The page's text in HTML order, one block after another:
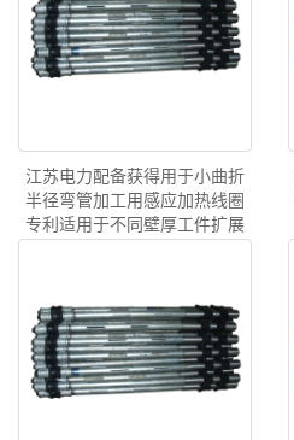
江苏电力配备获得用于小曲折
半径弯管加工用感应加热线圈
专利适用于不同壁厚工件扩展